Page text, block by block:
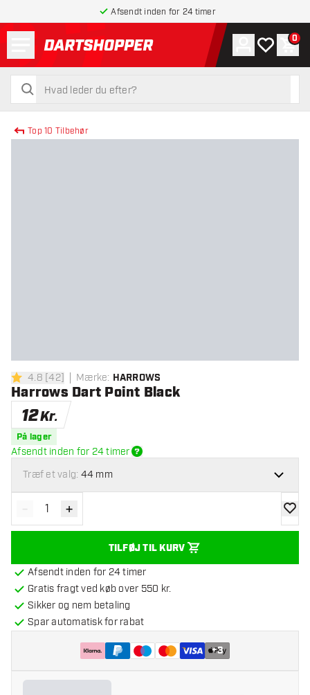
Afsendt inden for 24 timer
tilbage til forsiden
søg
søg
Konto
Min 0
Top 10 Tilbehør
4.8 bedømmelsesstjerner
4.8 [42] Mærke: HARROWS
Harrows Dart Point Black
12Kr.
På lager
Afsendt inden for 24 timer
Træf et valg: 44 mm
Reducér antal
- Øg antal
+
TILFØJ TIL KURV
Afsendt inden for 24 timer
Gratis fragt ved køb over 550 kr.
Sikker og nem betaling
Spar automatisk for rabat
+3